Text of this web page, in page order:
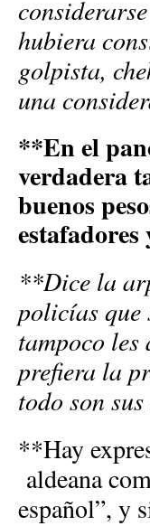
hubiera
golpista,
una
**En el
verdadera
buenos
**Dice la
policías que
tampoco
prefiera la
todo son
**Hay
aldeana
español”, y